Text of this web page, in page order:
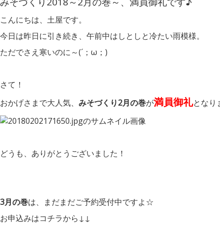
こんにちは、土屋です。
今日は昨日に引き続き、午前中はしとしと冷たい雨模様。
ただでさえ寒いのに～(´；ω；)
さて！
おかげさまで大人気、 みそづくり2月の巻が満員御礼となり
どうも、ありがとうございました！
3月の巻は、まだまだご予約受付中ですよ☆
お申込みはコチラから↓↓